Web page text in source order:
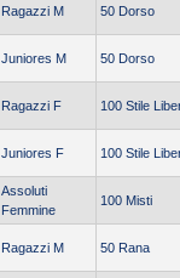
Ragazzi M 50 Dorso
Juniores M 50 Dorso
Ragazzi F 100 Stile
Juniores F 100 Stile
Assoluti
Femmine
100 Misti
Ragazzi M 50 Rana